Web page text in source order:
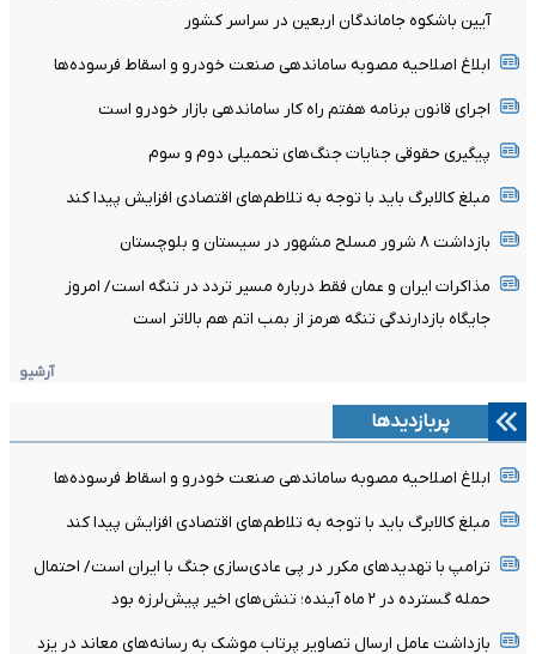
آیین باشکوه جاماندگان اربعین در سراسر کشور
ابلاغ اصلاحیه مصوبه ساماندهی صنعت خودرو و اسقاط فرسوده‌ها
اجرای قانون برنامه هفتم راه کار ساماندهی بازار خودرو است
پیگیری حقوقی جنایات جنگ‌های تحمیلی دوم و سوم
مبلغ کالابرگ باید با توجه به تلاطم‌های اقتصادی افزایش پیدا کند
بازداشت ۸ شرور مسلح مشهور در سیستان و بلوچستان
مذاکرات ایران و عمان فقط درباره مسیر تردد در تنگه است/ امروز
جایگاه بازدارندگی تنگه هرمز از بمب اتم هم بالاتر است
آرشیو
پربازدیدها
ابلاغ اصلاحیه مصوبه ساماندهی صنعت خودرو و اسقاط فرسوده‌ها
مبلغ کالابرگ باید با توجه به تلاطم‌های اقتصادی افزایش پیدا کند
ترامپ با تهدیدهای مکرر در پی عادی‌سازی جنگ با ایران است/ احتمال
حمله گسترده در ۲ ماه آینده؛ تنش‌های اخیر پیش‌لرزه بود
بازداشت عامل ارسال تصاویر پرتاب موشک به رسانه‌های معاند در یزد